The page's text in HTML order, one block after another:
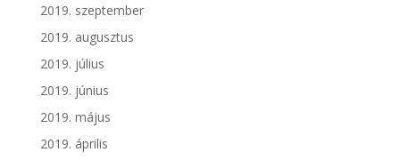
2019. szeptember
2019. augusztus
2019. július
2019. június
2019. május
2019. április